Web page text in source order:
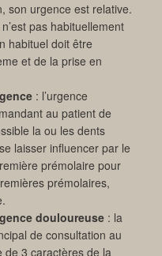
son urgence est relative.
pas habituellement
habituel doit être
et de la prise en
: l’urgence
au patient de
la ou les dents
laisser influencer par le
prémolaire pour
prémolaires,
douloureuse : la
de consultation au
de 3 caractères de la